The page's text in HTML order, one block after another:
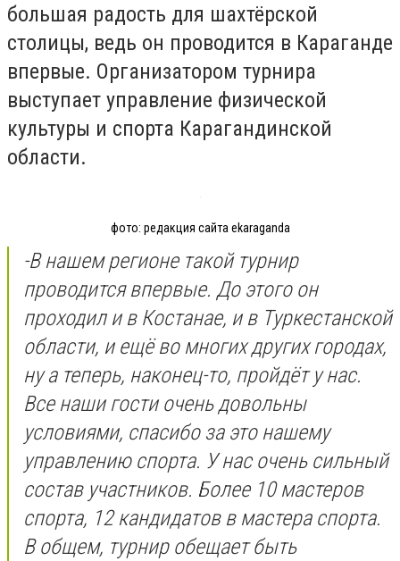
большая радость для шахтёрской
столицы, ведь он проводится в Караганде
впервые. Организатором турнира
выступает управление физической
культуры и спорта Карагандинской
области.
фото: редакция сайта ekaraganda
-В нашем регионе такой турнир
проводится впервые. До этого он
проходил и в Костанае, и в Туркестанской
области, и ещё во многих других городах,
ну а теперь, наконец-то, пройдёт у нас.
Все наши гости очень довольны
условиями, спасибо за это нашему
управлению спорта. У нас очень сильный
состав участников. Более 10 мастеров
спорта, 12 кандидатов в мастера спорта.
В общем, турнир обещает быть